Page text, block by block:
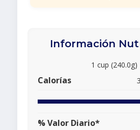
Información
1 cup (240.0g)
Calorías
% Valor Diario*